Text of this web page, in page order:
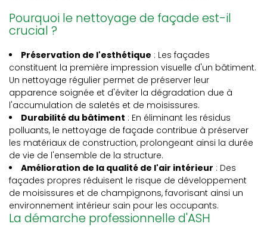
Pourquoi le nettoyage de façade est-il
crucial ?
Préservation de l'esthétique : Les façades
constituent la première impression visuelle d'un bâtiment.
Un nettoyage régulier permet de préserver leur
apparence soignée et d'éviter la dégradation due à
l'accumulation de saletés et de moisissures.
Durabilité du bâtiment : En éliminant les résidus
polluants, le nettoyage de façade contribue à préserver
les matériaux de construction, prolongeant ainsi la durée
de vie de l'ensemble de la structure.
Amélioration de la qualité de l'air intérieur : Des
façades propres réduisent le risque de développement
de moisissures et de champignons, favorisant ainsi un
environnement intérieur sain pour les occupants.
La démarche professionnelle d'ASH